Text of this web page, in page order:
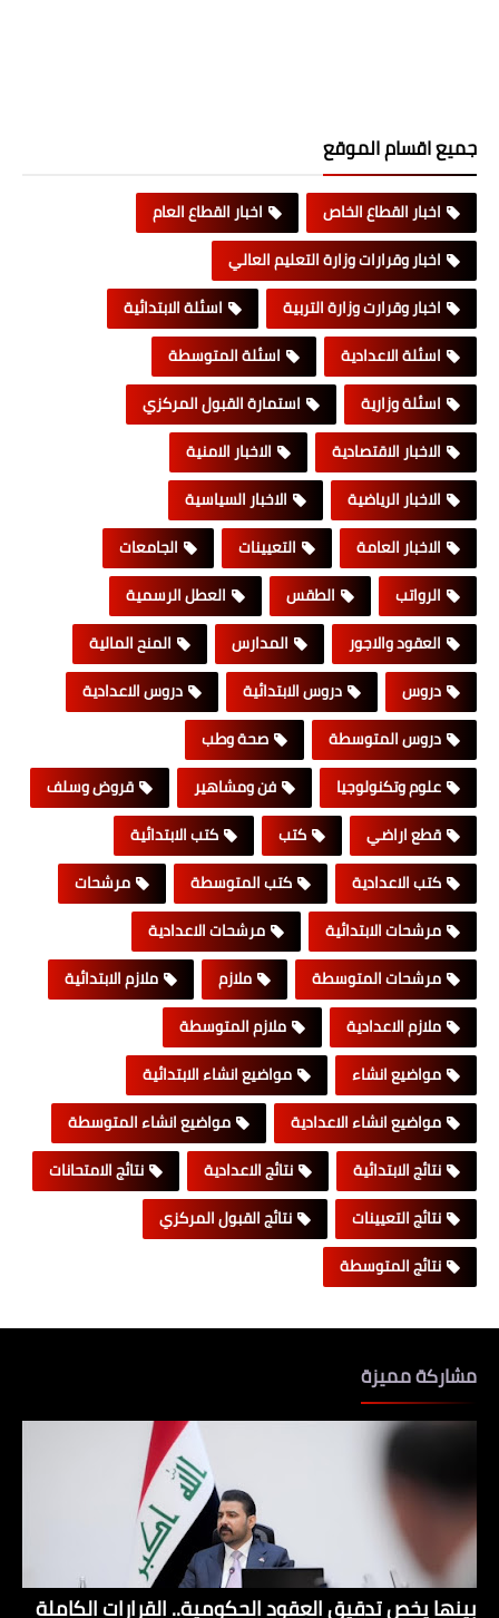
جميع اقسام الموقع
اخبار القطاع الخاص
اخبار القطاع العام
اخبار وقرارات وزارة التعليم العالي
اخبار وقرارت وزارة التربية
اسئلة الابتدائية
اسئلة الاعدادية
اسئلة المتوسطة
اسئلة وزارية
استمارة القبول المركزي
الاخبار الاقتصادية
الاخبار الامنية
الاخبار الرياضية
الاخبار السياسية
الاخبار العامة
التعيينات
الجامعات
الرواتب
الطقس
العطل الرسمية
العقود والاجور
المدارس
المنح المالية
دروس
دروس الابتدائية
دروس الاعدادية
دروس المتوسطة
صحة وطب
علوم وتكنولوجيا
فن ومشاهير
قروض وسلف
قطع اراضي
كتب
كتب الابتدائية
كتب الاعدادية
كتب المتوسطة
مرشحات
مرشحات الابتدائية
مرشحات الاعدادية
مرشحات المتوسطة
ملازم
ملازم الابتدائية
ملازم الاعدادية
ملازم المتوسطة
مواضيع انشاء
مواضيع انشاء الابتدائية
مواضيع انشاء الاعدادية
مواضيع انشاء المتوسطة
نتائج الابتدائية
نتائج الاعدادية
نتائج الامتحانات
نتائج التعيينات
نتائج القبول المركزي
نتائج المتوسطة
مشاركة مميزة
بينها يخص تدقيق العقود الحكومية.. القرارات الكاملة